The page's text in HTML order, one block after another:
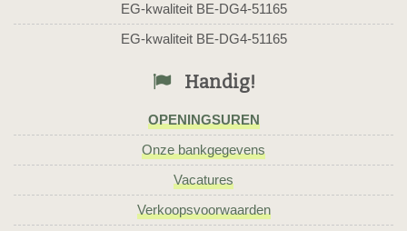
EG-kwaliteit BE-DG4-51165
EG-kwaliteit BE-DG4-51165
Handig!
OPENINGSUREN
Onze bankgegevens
Vacatures
Verkoopsvoorwaarden